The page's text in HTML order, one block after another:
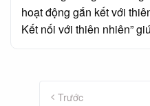
hoạt động gắn kết với
Kết nối với thiên nhiên”
trang
Trước